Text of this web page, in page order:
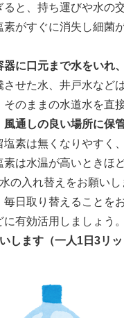
ると、持ち運びや水の
がすぐに消失し細菌
に口元まで水をいれ
せた水、井戸水など
のままの水道水を直
通しの良い場所に保
素は無くなりやすく
は水温が高いときほ
の入れ替えをお願い
日取り替えることを
有効活用しましょう。
します（一人1日3リッ